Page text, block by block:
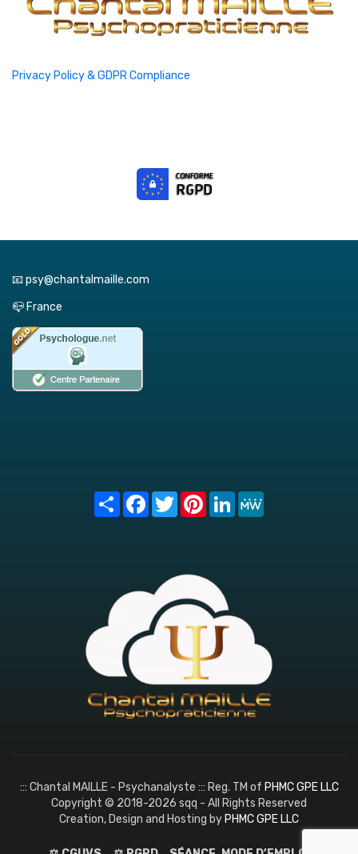
Privacy Policy & GDPR Compliance
📧 psy@chantalmaille.com
📪 France
Share FacebookTwitterPinterest
LinkedIn
::: Chantal MAILLE - Psychanalyste ::: Reg. TM of PHMC GPE LLC
Copyright © 2018-2026 sqq - All Rights Reserved
Creation, Design and Hosting byPHMC GPE LLC